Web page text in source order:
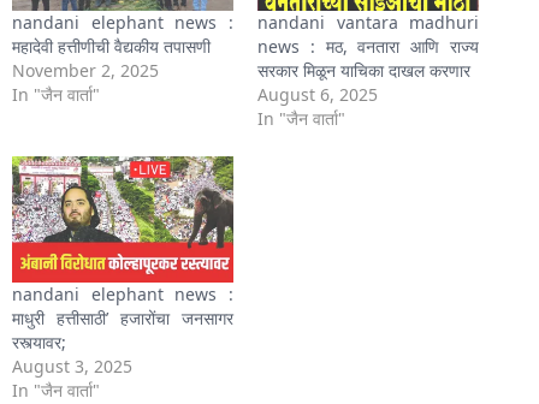
nandani elephant news :
महादेवी हत्तीणीची वैद्यकीय तपासणी
November 2, 2025
In "जैन वार्ता"
nandani vantara madhuri
news : मठ, वनतारा आणि राज्य
सरकार मिळून याचिका दाखल करणार
August 6, 2025
In "जैन वार्ता"
nandani elephant news :
माधुरी हत्तीसाठी’ हजारोंचा जनसागर
रस्त्यावर;
August 3, 2025
In "जैन वार्ता"